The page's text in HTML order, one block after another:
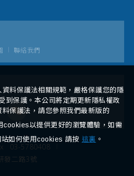
聯絡我們
03-5780408
發二路3號
料保護法相關規範，嚴格保護您的隱
到保護。本公司將定期更新隱私權政
保護法，請您參照我們最新版的
cookies以提供更好的瀏覽體驗，如需
如何使用cookies 請按 這裏 。